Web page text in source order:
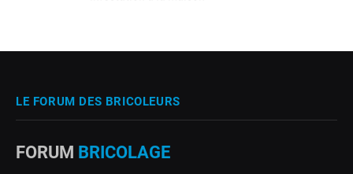
LE FORUM DES BRICOLEURS
FORUM BRICOLAGE